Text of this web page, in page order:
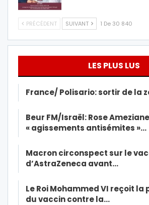
PRÉCÉDENT SUIVANT 1 De 30 840
LES PLUS LUS
France/ Polisario: sortir de la
Beur FM/Israël: Rose
« agissements antisémites »…
Macron circonspect sur le
d’AstraZeneca avant…
Le Roi Mohammed VI reçoit la
du vaccin contre la…